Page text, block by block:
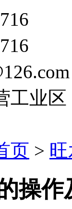
工业区
页 >
操作